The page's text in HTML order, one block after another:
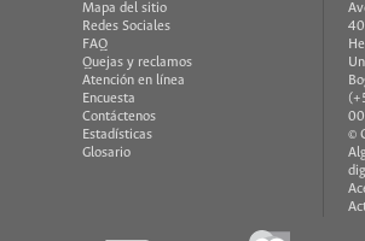
Mapa del sitio
Redes Sociales
FAQ
Quejas y reclamos
Atención en línea
Encuesta
Contáctenos
Estadísticas
Glosario
©